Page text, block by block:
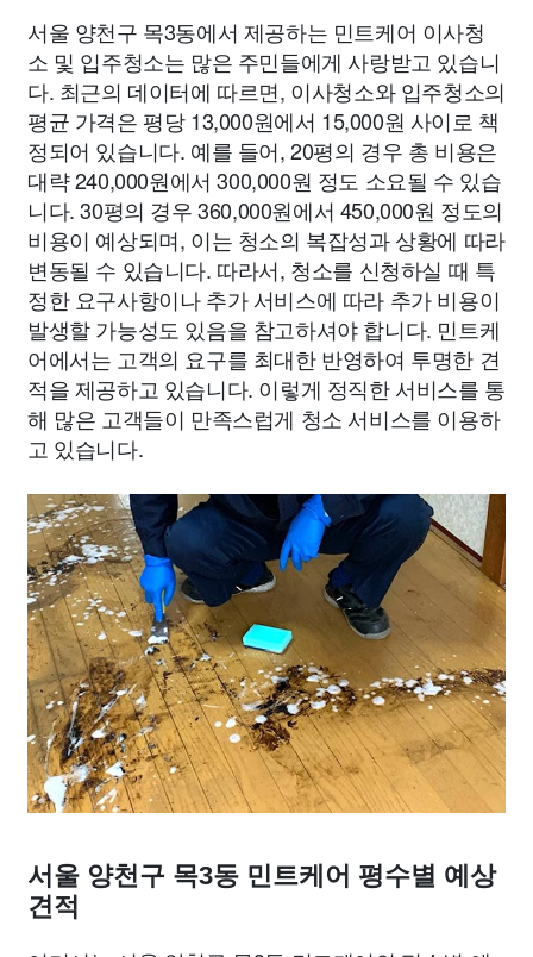
서울 양천구 목3동에서 제공하는 민트케어 이사청
소 및 입주청소는 많은 주민들에게 사랑받고 있습니
다. 최근의 데이터에 따르면, 이사청소와 입주청소의
평균 가격은 평당 13,000원에서 15,000원 사이로 책
정되어 있습니다. 예를 들어, 20평의 경우 총 비용은
대략 240,000원에서 300,000원 정도 소요될 수 있습
니다. 30평의 경우 360,000원에서 450,000원 정도의
비용이 예상되며, 이는 청소의 복잡성과 상황에 따라
변동될 수 있습니다. 따라서, 청소를 신청하실 때 특
정한 요구사항이나 추가 서비스에 따라 추가 비용이
발생할 가능성도 있음을 참고하셔야 합니다. 민트케
어에서는 고객의 요구를 최대한 반영하여 투명한 견
적을 제공하고 있습니다. 이렇게 정직한 서비스를 통
해 많은 고객들이 만족스럽게 청소 서비스를 이용하
고 있습니다.
서울 양천구 목3동 민트케어 평수별 예상
견적